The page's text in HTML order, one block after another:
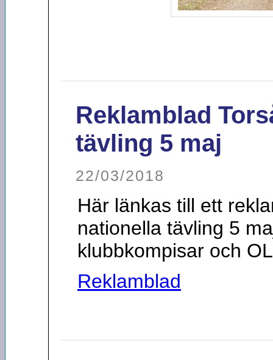
Reklamblad
tävling 5 maj
22/03/2018
Här länkas till ett
nationella tävling 5
klubbkompisar och
Reklamblad